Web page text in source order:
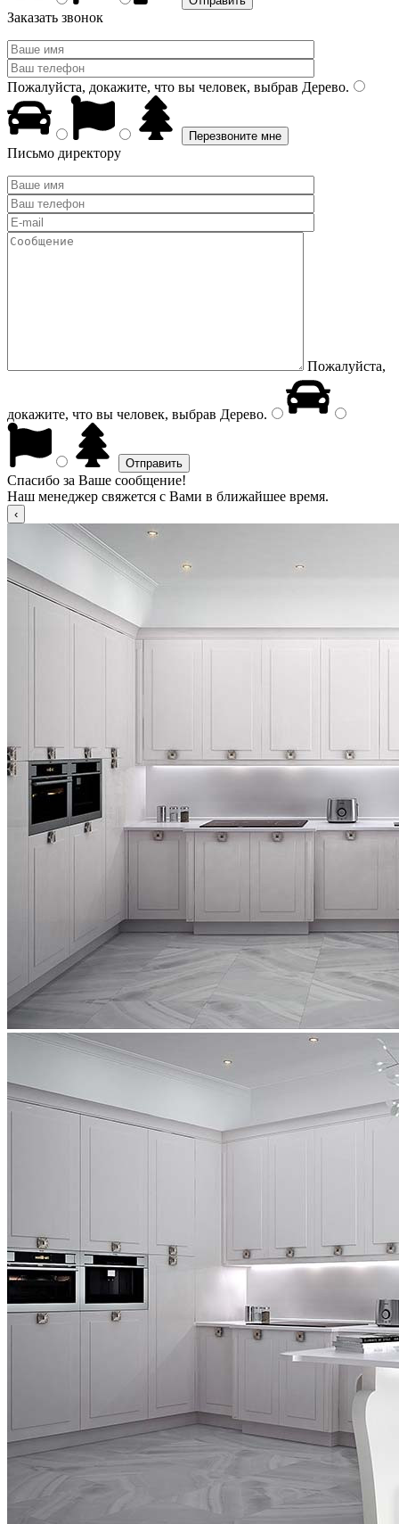
Заказать звонок
Пожалуйста, докажите, что вы человек, выбрав Дерево.
Письмо директору
Пожалуйста,
докажите, что вы человек, выбрав Дерево.
Спасибо за Ваше сообщение!
Наш менеджер свяжется с Вами в ближайшее время.